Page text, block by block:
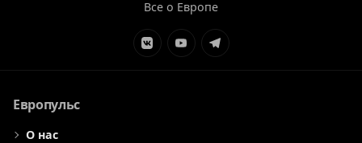
Все о Европе
ЭлементЭлементЭлемент
Европульс
О нас